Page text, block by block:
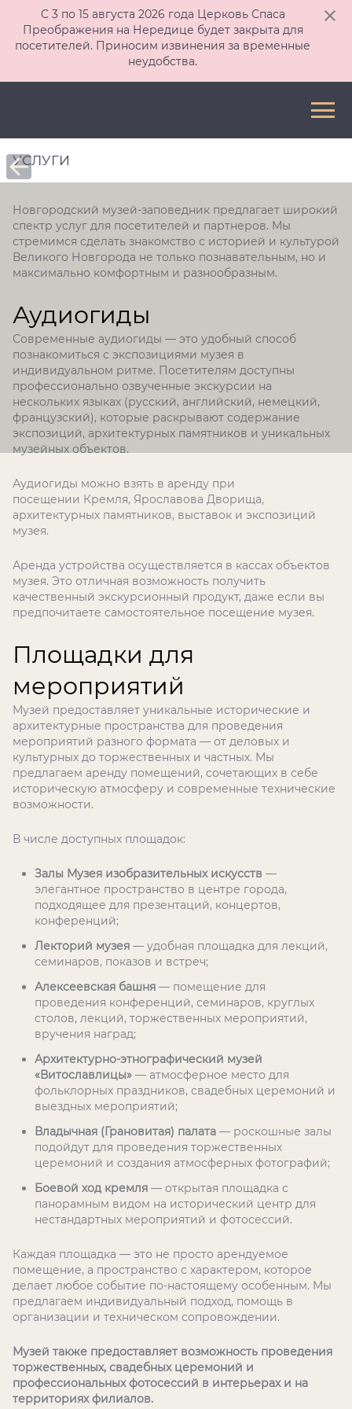
С 3 по 15 августа 2026 года Церковь Спаса
Преображения на Нередице будет закрыта для
посетителей. Приносим извинения за временные
неудобства.
УСЛУГИ
Новгородский музей-заповедник предлагает широкий
спектр услуг для посетителей и партнеров. Мы
стремимся сделать знакомство с историей и культурой
Великого Новгорода не только познавательным, но и
максимально комфортным и разнообразным.
Аудиогиды
Современные аудиогиды — это удобный способ
познакомиться с экспозициями музея в
индивидуальном ритме. Посетителям доступны
профессионально озвученные экскурсии на
нескольких языках (русский, английский, немецкий,
французский), которые раскрывают содержание
экспозиций, архитектурных памятников и уникальных
музейных объектов.
Аудиогиды можно взять в аренду при
посещении Кремля, Ярославова Дворища,
архитектурных памятников, выставок и экспозиций
музея.
Аренда устройства осуществляется в кассах объектов
музея. Это отличная возможность получить
качественный экскурсионный продукт, даже если вы
предпочитаете самостоятельное посещение музея.
Площадки для
мероприятий
Музей предоставляет уникальные исторические и
архитектурные пространства для проведения
мероприятий разного формата — от деловых и
культурных до торжественных и частных. Мы
предлагаем аренду помещений, сочетающих в себе
историческую атмосферу и современные технические
возможности.
В числе доступных площадок:
Залы Музея изобразительных искусств —
элегантное пространство в центре города,
подходящее для презентаций, концертов,
конференций;
Лекторий музея — удобная площадка для лекций,
семинаров, показов и встреч;
Алексеевская башня — помещение для
проведения конференций, семинаров, круглых
столов, лекций, торжественных мероприятий,
вручения наград;
Архитектурно-этнографический музей
«Витославлицы» — атмосферное место для
фольклорных праздников, свадебных церемоний и
выездных мероприятий;
Владычная (Грановитая) палата — роскошные залы
подойдут для проведения торжественных
церемоний и создания атмосферных фотографий;
Боевой ход кремля — открытая площадка с
панорамным видом на исторический центр для
нестандартных мероприятий и фотосессий.
Каждая площадка — это не просто арендуемое
помещение, а пространство с характером, которое
делает любое событие по-настоящему особенным. Мы
предлагаем индивидуальный подход, помощь в
организации и техническом сопровождении.
Музей также предоставляет возможность проведения
торжественных, свадебных церемоний и
профессиональных фотосессий в интерьерах и на
территориях филиалов.